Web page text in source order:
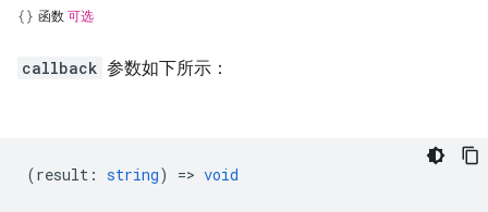
函数 可选
callback 参数如下所示：
(result : string) => void